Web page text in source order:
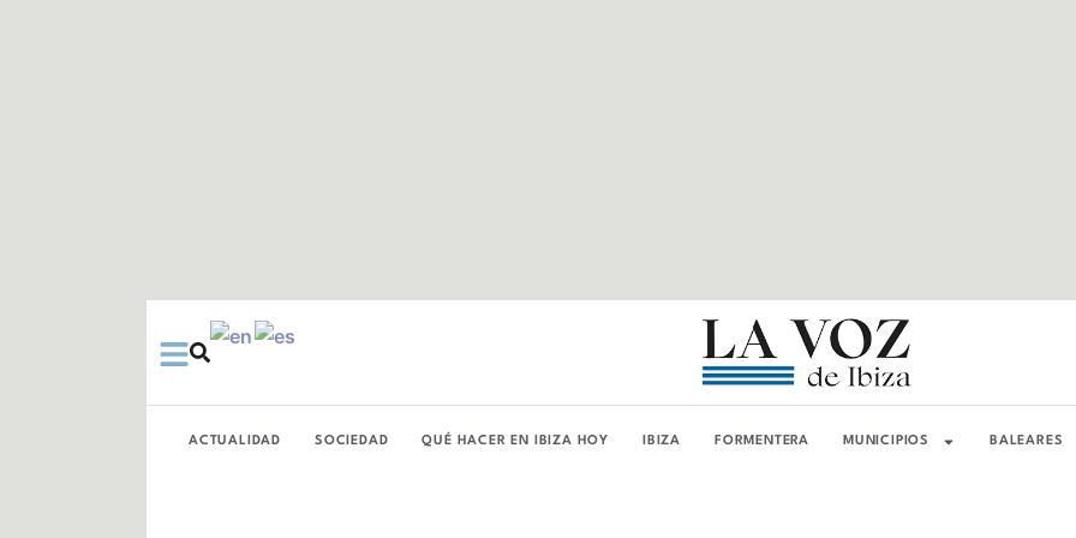
ACTUALIDAD SOCIEDAD QUÉ HACER EN IBIZA HOY IBIZA FORMENTERA MUNICIPIOS BALEARES